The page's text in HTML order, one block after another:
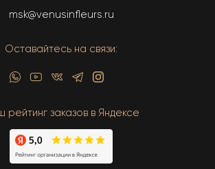
msk@venusinfleurs.ru
Оставайтесь на связи:
рейтинг заказов в Яндексе